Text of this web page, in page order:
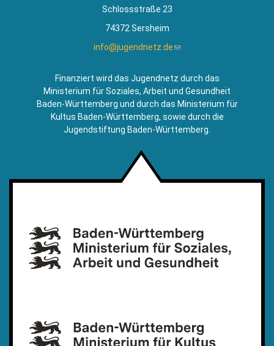
Schlossstraße 23
74372 Sersheim
info@jugendnetz.de(Link
Mail)
Finanziert wird das Jugendnetz durch das
Ministerium für Soziales, Arbeit und Gesundheit
Baden-Württemberg und durch das Ministerium für
Kultus Baden-Württemberg, sowie durch die
Jugendstiftung Baden-Württemberg.